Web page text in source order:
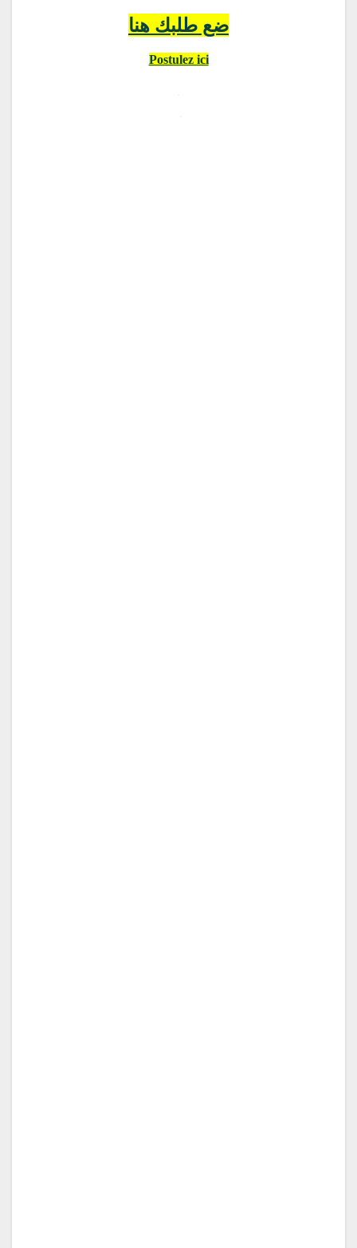
ضع طلبك هنا
Postulez ici